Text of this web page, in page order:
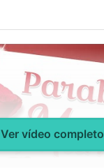
Ver vídeo completo